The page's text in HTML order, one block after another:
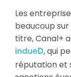
Les
beaucoup
titre, Canal+
indueD, qui
réputation et